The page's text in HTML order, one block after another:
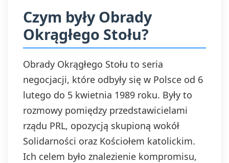
Czym były Obrady
Okrągłego Stołu?
Obrady Okrągłego Stołu to seria
negocjacji, które odbyły się w Polsce od 6
lutego do 5 kwietnia 1989 roku. Były to
rozmowy pomiędzy przedstawicielami
rządu PRL, opozycją skupioną wokół
Solidarności oraz Kościołem katolickim.
Ich celem było znalezienie kompromisu,